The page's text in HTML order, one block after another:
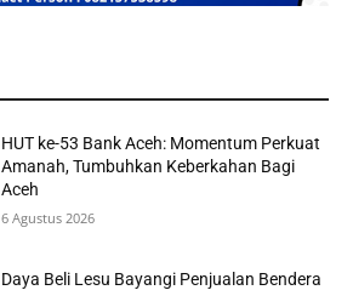
HUT ke-53 Bank Aceh: Momentum Perkuat
Amanah, Tumbuhkan Keberkahan Bagi
Aceh
6 Agustus 2026
Daya Beli Lesu Bayangi Penjualan Bendera